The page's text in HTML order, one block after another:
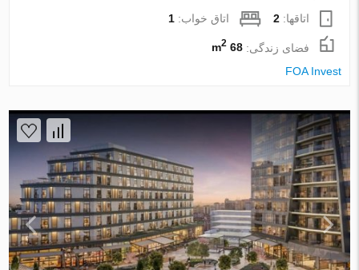
اتاقها:2 اتاق خواب:1
فضای زندگی:68 m
2
FOA Invest